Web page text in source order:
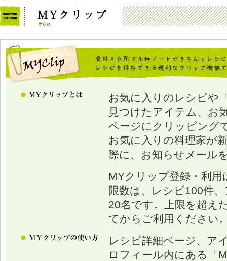
お気に入りのレシピや
見つけたアイテム、お
ページにクリッピング
お気に入りの料理家が
際に、お知らせメール
MYクリップ登録・利
限数は、レシピ100件
20名です。上限を超え
てからご利用ください
レシピ詳細ページ、ア
ロフィール内にある「